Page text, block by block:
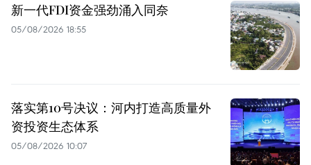
新一代FDI资金强劲涌入同奈
05/08/2026 18:55
落实第10号决议：河内打造高质量外
资投资生态体系
05/08/2026 10:07